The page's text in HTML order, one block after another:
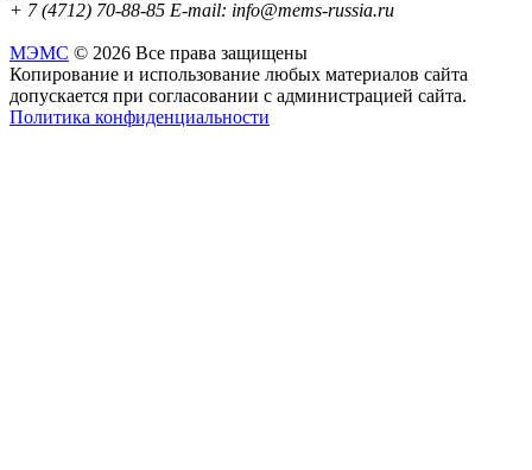
+ 7 (4712) 70-88-85 E-mail: info@mems-russia.ru
MЭМС © 2026 Все права защищены
Копирование и использование любых материалов сайта
допускается при согласовании с администрацией сайта.
Политика конфиденциальности